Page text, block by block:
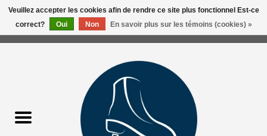
0 Articles - 0,00$CA
Liquidation/Clearance
Patins Usagés
Veuillez accepter les cookies afin de rendre ce site plus fonctionnel Est-ce
correct?
Oui Non En savoir plus sur les témoins (cookies) »